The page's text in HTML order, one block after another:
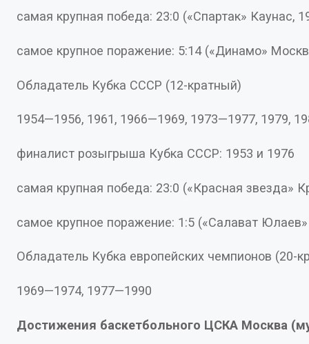
самая крупная победа: 23:0 («Спартак»
самое крупное поражение: 5:14 («Динамо»
Обладатель Кубка СССР (12-кратный)
1954—1956, 1961, 1966—1969, 1973—1977, 1979,
финалист розыгрыша Кубка СССР: 1953 и 1976
самая крупная победа: 23:0 («Красная
самое крупное поражение: 1:5 («Салават
Обладатель Кубка европейских чемпионов (20-
1969—1974, 1977—1990
Достижения баскетбольного ЦСКА Москва